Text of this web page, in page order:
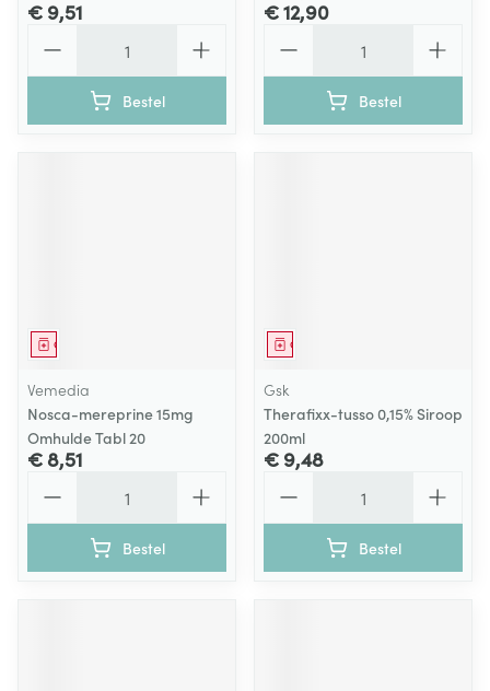
€ 9,51
Bestel
€ 12,90
Bestel
Geneesmiddel
Vemedia
Nosca-mereprine 15mg
Omhulde Tabl 20
€ 8,51
Bestel
Geneesmiddel
Gsk
Therafixx-tusso 0,15% Siroop
200ml
€ 9,48
Bestel